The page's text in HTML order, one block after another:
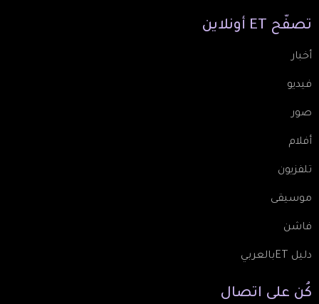
تصفّح ET أونلاين
أخبار
فيديو
صور
أفلام
تلفزيون
موسيقى
فاشن
دليل ETبالعربي
كُن على اتصال